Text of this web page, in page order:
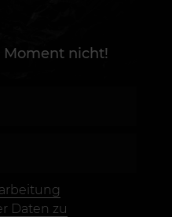
Moment nicht!
Daten zu